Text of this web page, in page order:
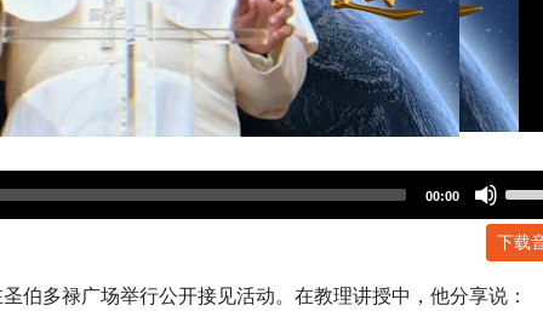
00:00
to
下载
伯多禄广场举行公开接见活动。在教理讲授中，他分享说：